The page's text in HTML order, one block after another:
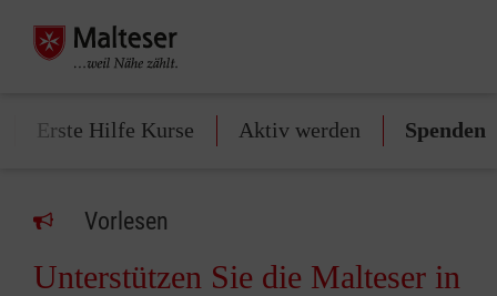
Erste Hilfe Kurse Aktiv werden Spenden
Vorlesen
Unterstützen Sie die Malteser in